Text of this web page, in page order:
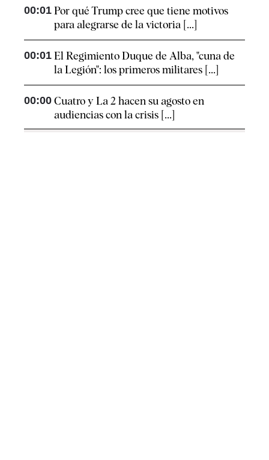
00:01 Por qué Trump cree que tiene motivos
para alegrarse de la victoria [...]
00:01 El Regimiento Duque de Alba, "cuna de
la Legión": los primeros militares [...]
00:00 Cuatro y La 2 hacen su agosto en
audiencias con la crisis [...]